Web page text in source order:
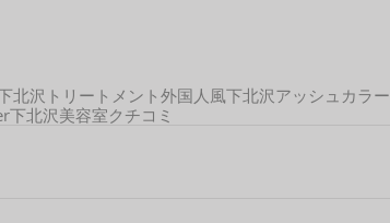
北沢トリートメント外国人風下北沢アッシュカラー
下北沢美容室クチコミ